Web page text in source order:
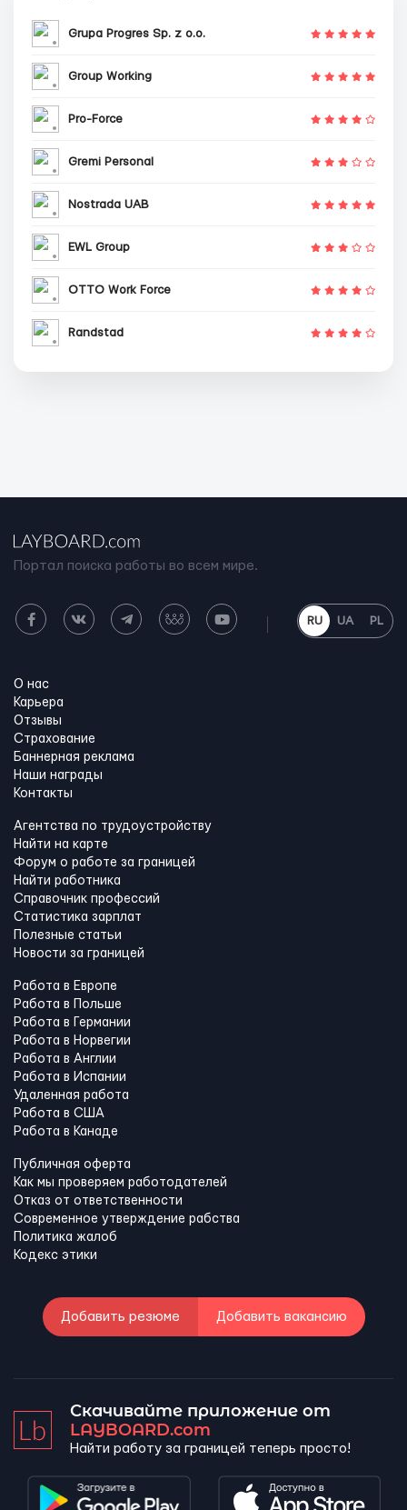
Grupa Progres Sp. z o.o.
Group Working
Pro-Force
Gremi Personal
Nostrada UAB
EWL Group
OTTO Work Force
Randstad
Портал поиска работы во всем мире.
RU UA PL
О нас
Карьера
Отзывы
Страхование
Баннерная реклама
Наши награды
Контакты
Агентства по трудоустройству
Найти на карте
Форум о работе за границей
Найти работника
Справочник профессий
Статистика зарплат
Полезные статьи
Новости за границей
Работа в Европе
Работа в Польше
Работа в Германии
Работа в Норвегии
Работа в Англии
Работа в Испании
Удаленная работа
Работа в США
Работа в Канадe
Публичная оферта
Как мы проверяем работодателей
Отказ от ответственности
Современное утверждение рабства
Политика жалоб
Кодекс этики
Добавить резюме Добавить вакансию
Скачивайте приложение от
LAYBOARD.com
Найти работу за границей теперь просто!